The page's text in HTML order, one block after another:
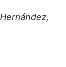
Hernández,